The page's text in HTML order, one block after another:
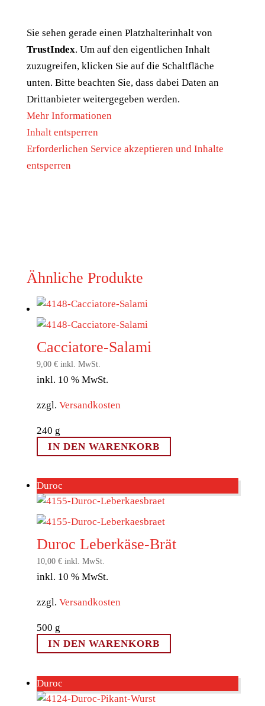
Sie sehen gerade einen Platzhalterinhalt von
TrustIndex. Um auf den eigentlichen Inhalt
zuzugreifen, klicken Sie auf die Schaltfläche
unten. Bitte beachten Sie, dass dabei Daten an
Drittanbieter weitergegeben werden.
Mehr Informationen
Inhalt entsperren
Erforderlichen Service akzeptieren und Inhalte
entsperren
Ähnliche Produkte
Cacciatore-Salami
9,00 € inkl. MwSt.
inkl. 10 % MwSt.
zzgl. Versandkosten
240 g
IN DEN WARENKORB
Duroc
Duroc Leberkäse-Brät
10,00 € inkl. MwSt.
inkl. 10 % MwSt.
zzgl. Versandkosten
500 g
IN DEN WARENKORB
Duroc